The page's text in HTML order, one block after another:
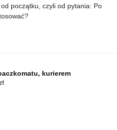
początku, czyli od pytania: Po
kurierem